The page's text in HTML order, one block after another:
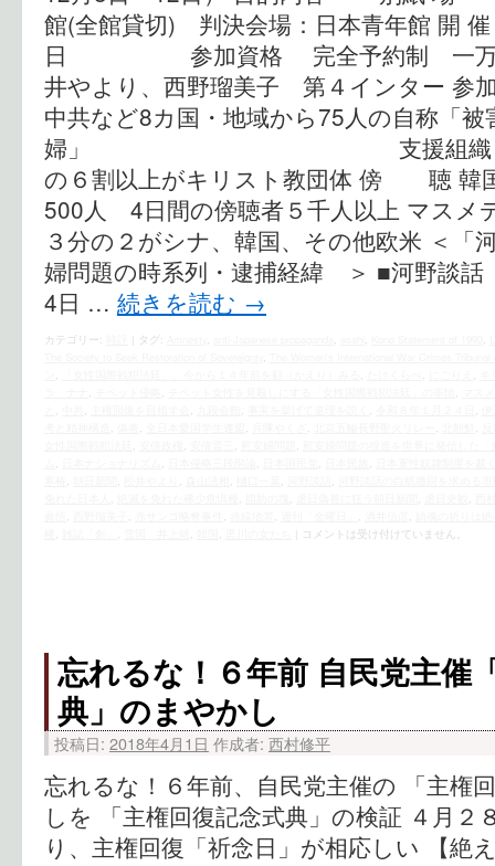
館(全館貸切) 判決会場：日本青年館
日 参加資格 完全予約制 一
井やより、西野瑠美子 第４インター
中共など8カ国・地域から75人
婦」 支援組織 別紙 ２
の６割以上がキリスト教団体 傍 聴 韓
500人 4日間の傍聴者５千人以上 マス
３分の２がシナ、韓国、その他欧米 ＜「
婦問題の時系列・逮捕経緯 ＞ ■
4日 … 続きを読む →
カテゴリー: タグ: , , , ,
,
, , , ,
, , ,
, , , , , ,
, , , , , ,
, , , ,
, , , , ,
, , , , , ,
, , , , ,
, , , , , ,
, , , , コメントは受け付けていません。
忘れるな！６年前 自民党主催
典」のまやかし
投稿日: 2018年4月1日 作成者: 西村修平
忘れるな！６年前、自民党主催の 「主権
しを 「主権回復記念式典」の検証 ４月２
り、主権回復「祈念日」が相応しい 【絶